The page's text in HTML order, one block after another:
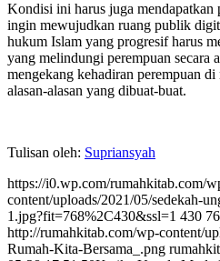
Kondisi ini harus juga mendapatkan
ingin mewujudkan ruang publik
hukum Islam yang progresif harus
yang melindungi perempuan secara
mengekang kehadiran perempuan
alasan-alasan yang dibuat-buat.
Tulisan oleh: Supriansyah
https://i0.wp.com/rumahkitab.com/
content/uploads/2021/05/sedekah-
1.jpg?fit=768%2C430&ssl=1 430
http://rumahkitab.com/wp-content/
Rumah-Kita-Bersama_.png